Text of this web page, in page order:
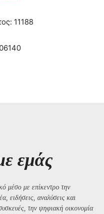
11188
εμάς
μέσο με επίκεντρο την
ειδήσεις, αναλύσεις και
την ψηφιακή οικονομία